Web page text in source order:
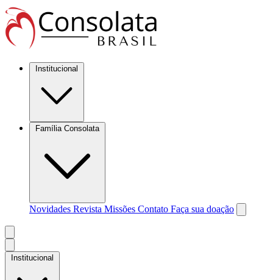
Institucional
Família Consolata
Novidades Revista Missões Contato Faça sua doação
Institucional